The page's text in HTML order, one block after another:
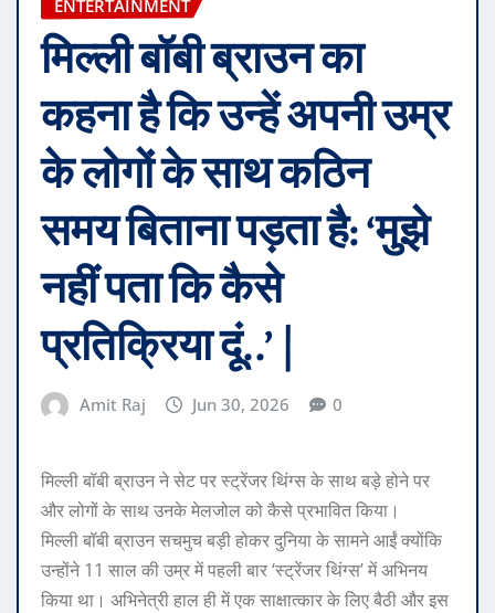
ENTERTAINMENT
मिल्ली बॉबी ब्राउन का
कहना है कि उन्हें अपनी उम्र
के लोगों के साथ कठिन
समय बिताना पड़ता है: ‘मुझे
नहीं पता कि कैसे
प्रतिक्रिया दूं..’ |
Amit Raj Jun 30, 2026 0
मिल्ली बॉबी ब्राउन ने सेट पर स्ट्रेंजर थिंग्स के साथ बड़े होने पर
और लोगों के साथ उनके मेलजोल को कैसे प्रभावित किया।
मिल्ली बॉबी ब्राउन सचमुच बड़ी होकर दुनिया के सामने आईं क्योंकि
उन्होंने 11 साल की उम्र में पहली बार ‘स्ट्रेंजर थिंग्स’ में अभिनय
किया था। अभिनेत्री हाल ही में एक साक्षात्कार के लिए बैठी और इस